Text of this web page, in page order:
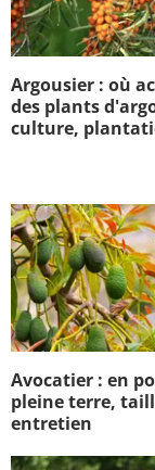
Argousier : où
des plants
culture,
Avocatier : en
pleine terre,
entretien